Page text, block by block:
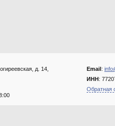
д. 14,
Email:
ИНН:
Обратная